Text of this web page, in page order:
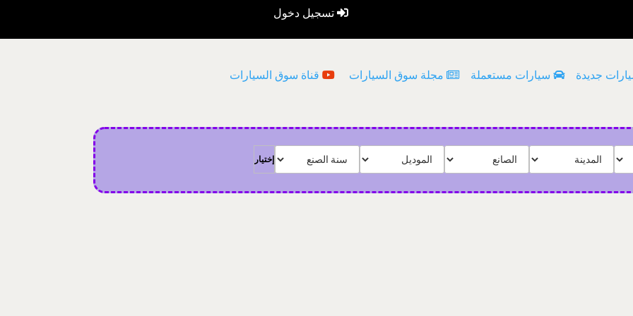
تسجيل دخول
جديدة سيارات مستعملة مجلة سوق السيارات قناة سوق السيارات